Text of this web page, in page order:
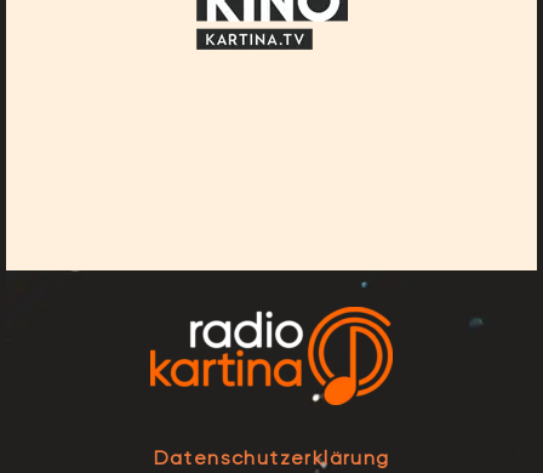
Datenschutzerklärung